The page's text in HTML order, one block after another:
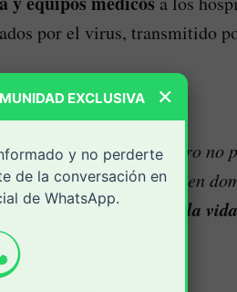
por el virus, transmitido
de la sanitaria. Pero no
que son los que vienen
simple y contundente: la vida
×
EXCLUSIVA
y no perderte
de la conversación en
de WhatsApp.